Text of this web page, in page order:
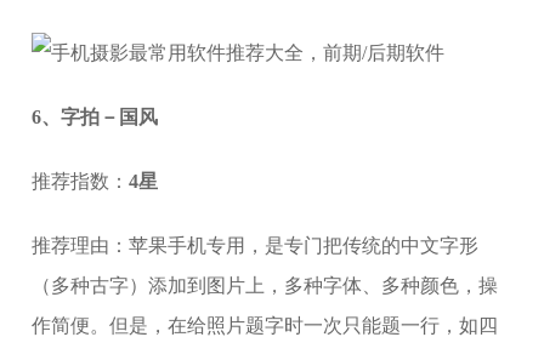
6、字拍－国风
推荐指数：4星
推荐理由：苹果手机专用，是专门把传统的中文字形
（多种古字）添加到图片上，多种字体、多种颜色，操
作简便。但是，在给照片题字时一次只能题一行，如四